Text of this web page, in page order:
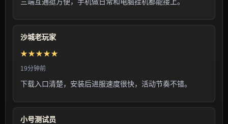
沙城老玩家
★★★★★
19分钟前
下载入口清楚，安装后进服速度很快，活动节奏不错。
小号测试员